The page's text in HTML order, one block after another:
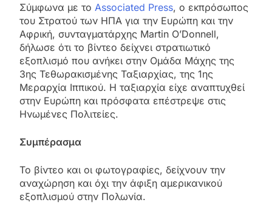
Σύμφωνα με το Associated Press, ο εκπρόσωπος
του Στρατού των ΗΠΑ για την Ευρώπη και την
Αφρική, συνταγματάρχης Martin O’Donnell,
δήλωσε ότι το βίντεο δείχνει στρατιωτικό
εξοπλισμό που ανήκει στην Ομάδα Μάχης της
3ης Τεθωρακισμένης Ταξιαρχίας, της 1ης
Μεραρχία Ιππικού. Η ταξιαρχία είχε αναπτυχθεί
στην Ευρώπη και πρόσφατα επέστρεψε στις
Ηνωμένες Πολιτείες.
Συμπέρασμα
Το βίντεο και οι φωτογραφίες, δείχνουν την
αναχώρηση και όχι την άφιξη αμερικανικού
εξοπλισμού στην Πολωνία.